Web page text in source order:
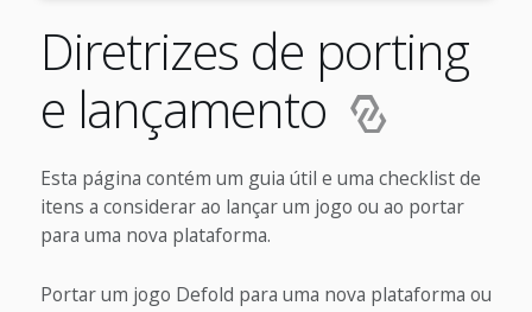
Diretrizes de porting
e lançamento
Esta página contém um guia útil e uma checklist de
itens a considerar ao lançar um jogo ou ao portar
para uma nova plataforma.
Portar um jogo Defold para uma nova plataforma ou